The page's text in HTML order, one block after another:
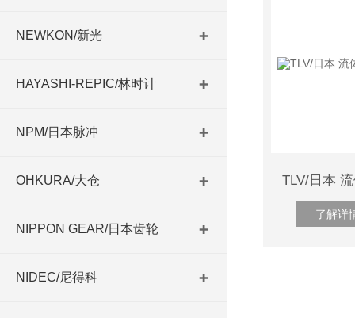
NEWKON/新光
HAYASHI-REPIC/林时计
NPM/日本脉冲
OHKURA/大仓
NIPPON GEAR/日本齿轮
NIDEC/尼得科
了解详